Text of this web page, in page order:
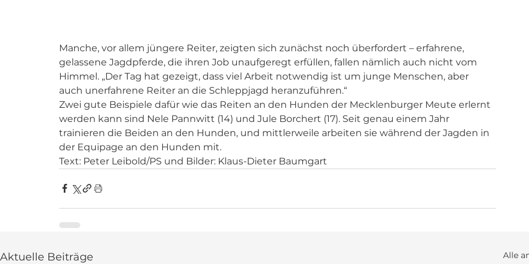
Manche, vor allem jüngere Reiter, zeigten sich zunächst noch überfordert – erfahrene,
gelassene Jagdpferde, die ihren Job unaufgeregt erfüllen, fallen nämlich auch nicht vom
Himmel. „Der Tag hat gezeigt, dass viel Arbeit notwendig ist um junge Menschen, aber
auch unerfahrene Reiter an die Schleppjagd heranzuführen.“
Zwei gute Beispiele dafür wie das Reiten an den Hunden der Mecklenburger Meute erlernt
werden kann sind Nele Pannwitt (14) und Jule Borchert (17). Seit genau einem Jahr
trainieren die Beiden an den Hunden, und mittlerweile arbeiten sie während der Jagden in
der Equipage an den Hunden mit.
Text: Peter Leibold/PS und Bilder: Klaus-Dieter Baumgart
Aktuelle Beiträge Alle